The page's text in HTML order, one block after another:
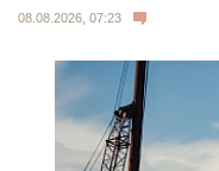
08.08.2026, 07:23